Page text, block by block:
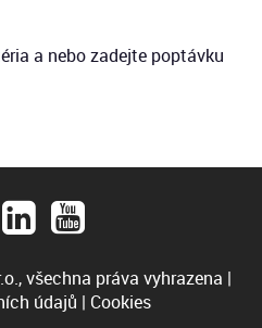
a nebo zadejte poptávku
všechna práva vyhrazena |
údajů | Cookies